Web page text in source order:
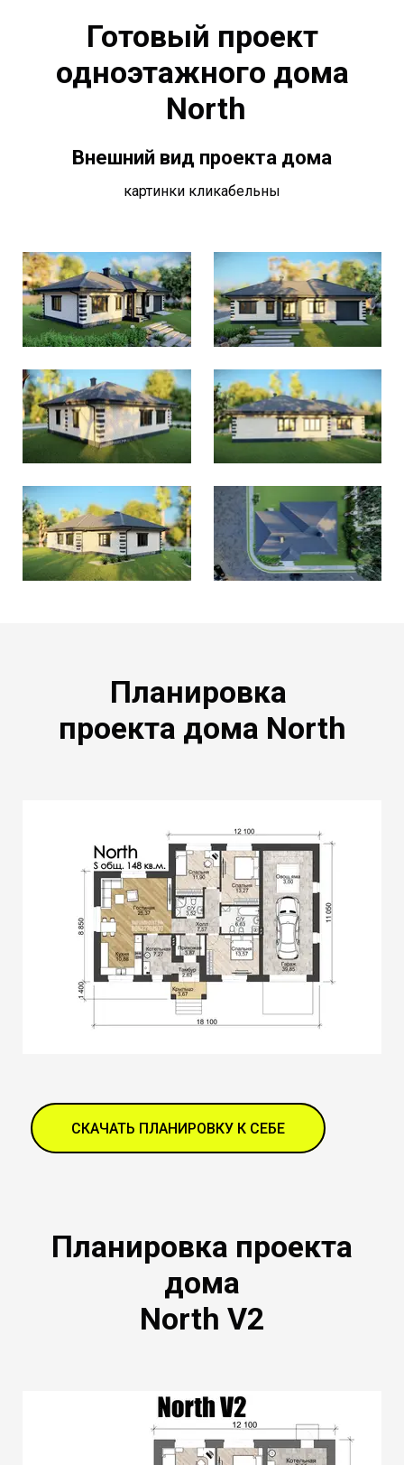
Готовый проект
одноэтажного дома
North
Внешний вид проекта дома
картинки кликабельны
Планировка
проекта дома North
СКАЧАТЬ ПЛАНИРОВКУ К СЕБЕ
Планировка проекта
дома
North V2